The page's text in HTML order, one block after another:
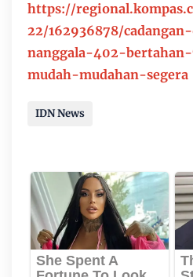
https://
22/162936878/
nanggala-402-
mudah-mudahan-segera
IDN News